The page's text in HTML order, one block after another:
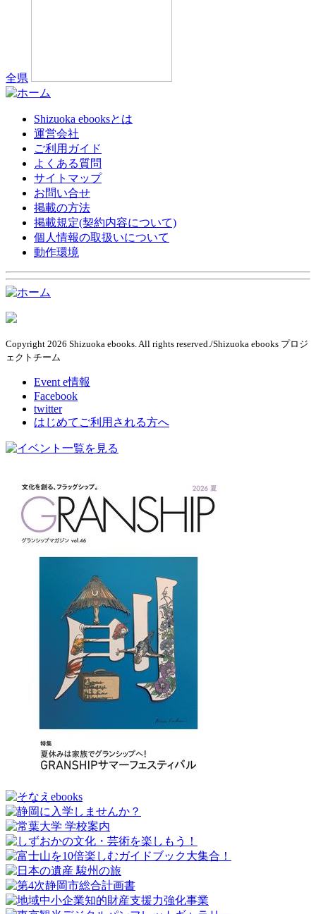
全県
Shizuoka ebooksとは
運営会社
ご利用ガイド
よくある質問
サイトマップ
お問い合せ
掲載の方法
掲載規定(契約内容について)
個人情報の取扱いについて
動作環境
Copyright 2026 Shizuoka ebooks. All rights reserved./Shizuoka ebooks プロジ
ェクトチーム
Event e情報
Facebook
twitter
はじめてご利用される方へ